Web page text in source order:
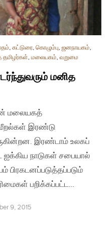
, கட்டுரை, கொழும்பு, ஜனநாயகம்,
, மலையகம், வறுமை
மனித
மலையகத்
மீறல்கள் இரண்டு
இரண்டாம் உலகப்
ஐக்கிய நாடுகள் சபையால்
பிரகடனப்படுத்தப்படும்
பறிக்கப்பட்ட…
9, 2015